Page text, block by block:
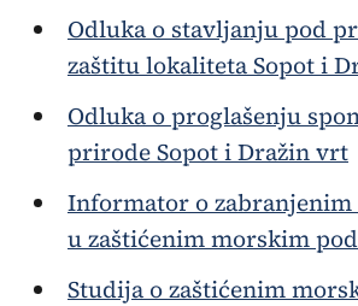
Odluka o stavljanju pod
zaštitu lokaliteta Sopot i
Odluka o proglašenju
prirode Sopot i Dražin vrt
Informator o
u zaštićenim morskim
Studija o zaštićenim